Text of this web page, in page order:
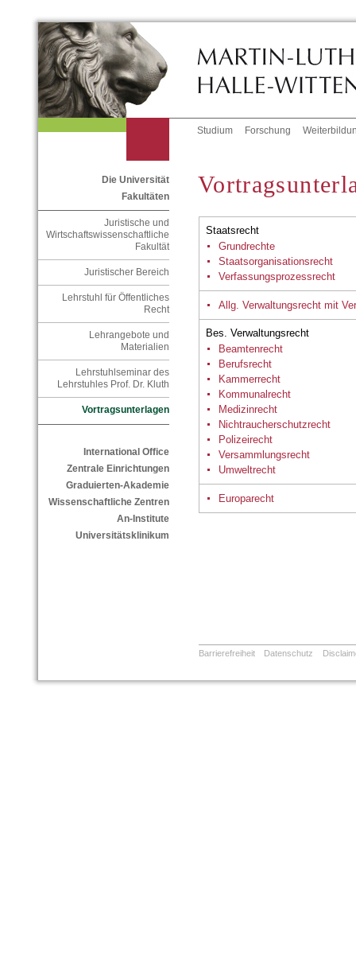
Studium Forschung
Die Universität
Fakultäten
Juristische und
Wirtschaftswissenschaftliche
Fakultät
Juristischer Bereich
Lehrstuhl für Öffentliches
Recht
Lehrangebote und
Materialien
Lehrstuhlseminar des
Lehrstuhles Prof. Dr. Kluth
Vortragsunterlagen
International Office
Zentrale Einrichtungen
Graduierten-Akademie
Wissenschaftliche Zentren
An-Institute
Universitätsklinikum
Staatsrecht
Grundrechte
Staatsorganisationsrecht
Verfassungsprozessrecht
Allg. Verwaltungsrecht mit
Bes. Verwaltungsrecht
Beamtenrecht
Berufsrecht
Kammerrecht
Kommunalrecht
Medizinrecht
Nichtraucherschutzrecht
Polizeirecht
Versammlungsrecht
Umweltrecht
Europarecht
Barrierefreiheit Datenschutz